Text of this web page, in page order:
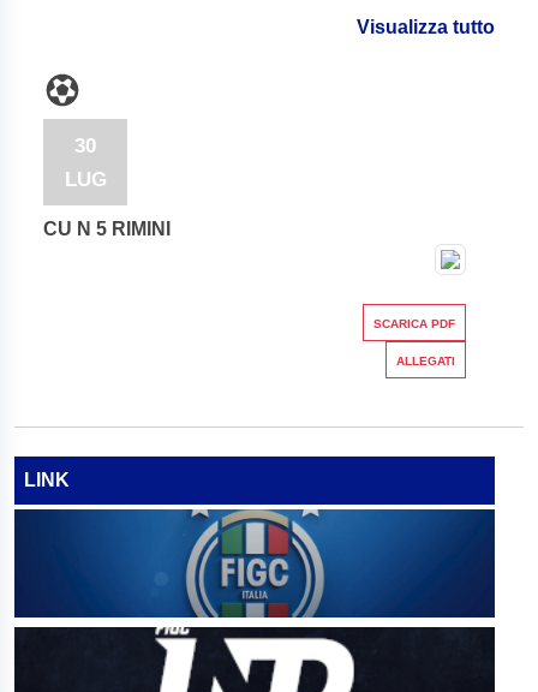
Visualizza tutto
30
LUG
CU N 5 RIMINI
SCARICA PDF
ALLEGATI
LINK